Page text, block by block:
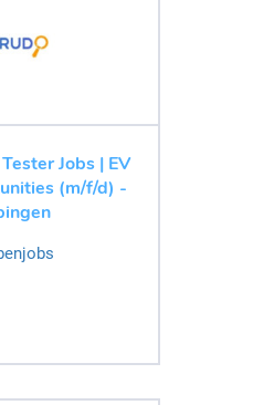
Jobs | EV
(m/f/d) -